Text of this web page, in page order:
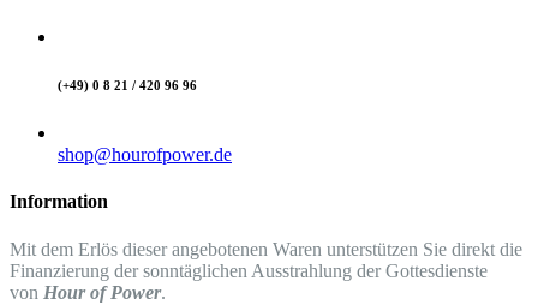
(+49) 0 8 21 / 420 96 96
shop@hourofpower.de
Information
Mit dem Erlös dieser angebotenen Waren unterstützen Sie direkt die
Finanzierung der sonntäglichen Ausstrahlung der Gottesdienste
von Hour of Power.